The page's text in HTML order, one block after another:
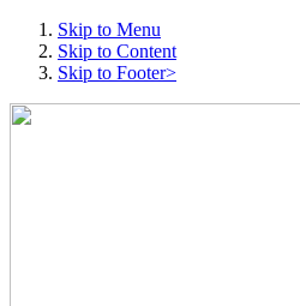
Skip to Menu
Skip to Content
Skip to Footer>